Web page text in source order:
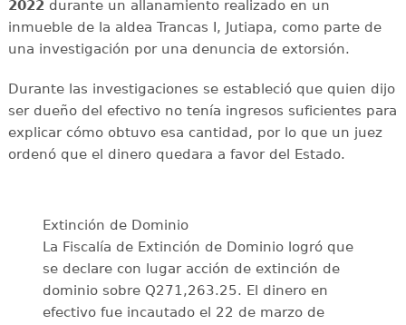
2022durante un allanamiento realizado en un
inmueble de la aldea Trancas I, Jutiapa, como parte de
una investigación por una denuncia de extorsión.
Durante las investigaciones se estableció que quien dijo
ser dueño del efectivo no tenía ingresos suficientes para
explicar cómo obtuvo esa cantidad, por lo que un juez
ordenó que el dinero quedara a favor del Estado.
Extinción de Dominio
La Fiscalía de Extinción de Dominio logró que
se declare con lugar acción de extinción de
dominio sobre Q271,263.25. El dinero en
efectivo fue incautado el 22 de marzo de